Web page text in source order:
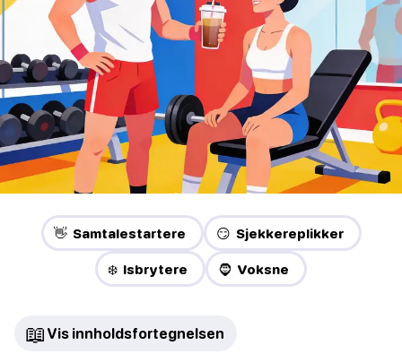
👋 Samtalestartere 😏 Sjekkereplikker
❄️ Isbrytere 🧔 Voksne
📖 Vis innholdsfortegnelsen